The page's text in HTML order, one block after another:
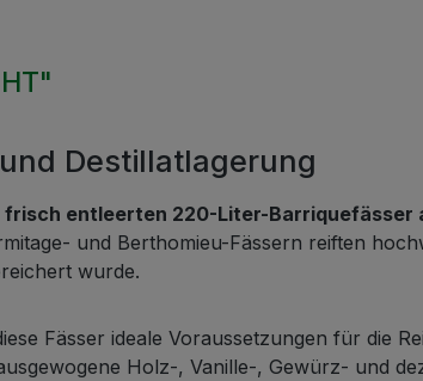
Destillatlagerung
frisch entleerten 220-Liter-Barriquefässer
und Berthomieu-Fässern reiften
wurde.
Fässer ideale Voraussetzungen für die
Holz-, Vanille-, Gewürz- und